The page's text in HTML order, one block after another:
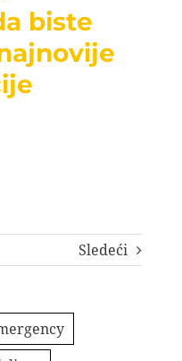
biste
Sledeći